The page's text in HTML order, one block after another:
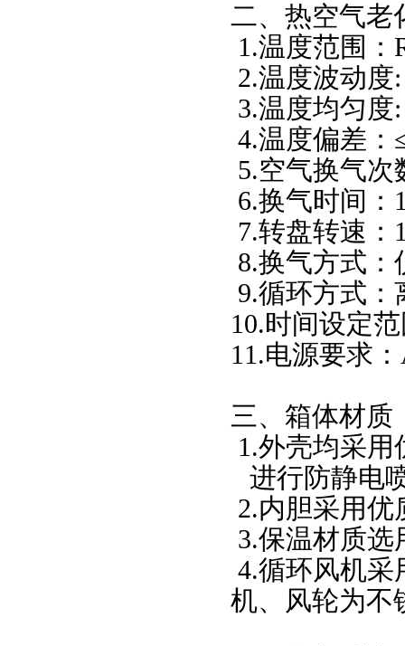
二、热空气老
1.温度范围：
2.温度波动度
3.温度均匀度
4.温度偏差：
5.空气换气次
6.换气时间：
7.转盘转速：
8.换气方式：
9.循环方式：
10.时间设定
11.电源要求：
三、箱体材质
1.外壳均采用
进行防静电
2.内胆采用优
3.保温材质选
4.循环风机采
机、风轮为不